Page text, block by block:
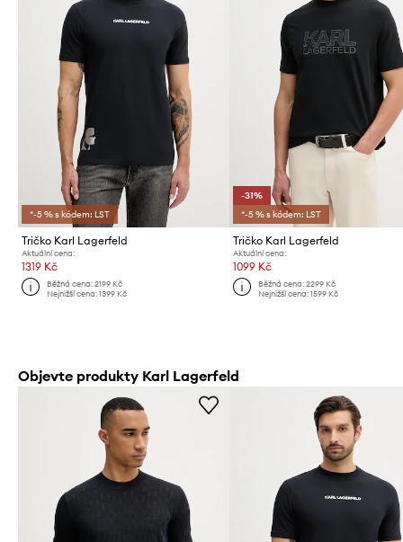
*-5 % s kódem: LST
Tričko Karl Lagerfeld
Aktuální cena:
1319 Kč
Běžná cena:2199 Kč
Nejnižší cena:1399 Kč
-31%
*-5 % s kódem: LST
Tričko Karl Lagerfeld
Aktuální cena:
1099 Kč
Běžná cena: 2299 Kč
Nejnižší cena: 1599 Kč
Objevte produkty Karl Lagerfeld